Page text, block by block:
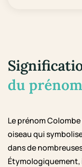
du prénom
Le prénom
oiseau qui
dans de